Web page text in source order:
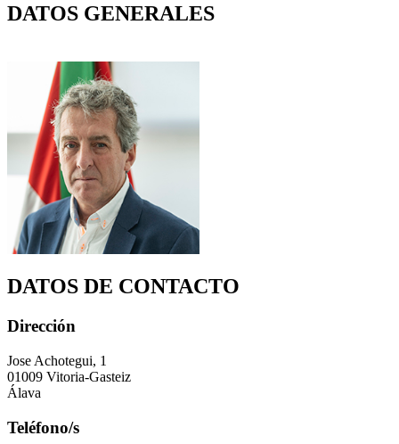
DATOS GENERALES
DATOS DE CONTACTO
Dirección
Jose Achotegui, 1
01009 Vitoria-Gasteiz
Álava
Teléfono/s